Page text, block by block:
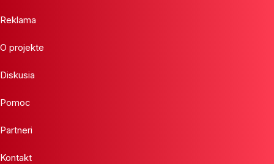
Reklama
O projekte
Diskusia
Pomoc
Partneri
Kontakt